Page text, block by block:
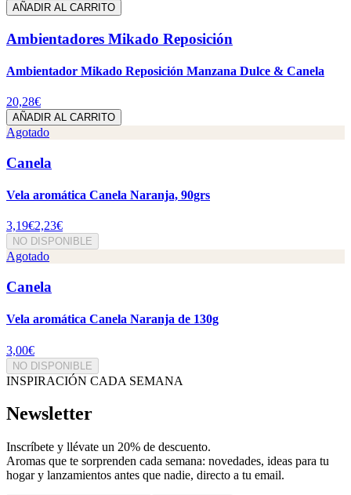
AÑADIR AL CARRITO
Ambientadores Mikado Reposición
Ambientador Mikado Reposición Manzana Dulce & Canela
20,28€
AÑADIR AL CARRITO
Agotado
Canela
Vela aromática Canela Naranja, 90grs
3,19€2,23€
NO DISPONIBLE
Agotado
Canela
Vela aromática Canela Naranja de 130g
3,00€
NO DISPONIBLE
INSPIRACIÓN CADA SEMANA
Newsletter
Inscríbete y llévate un 20% de descuento.
Aromas que te sorprenden cada semana: novedades, ideas para tu
hogar y lanzamientos antes que nadie, directo a tu email.